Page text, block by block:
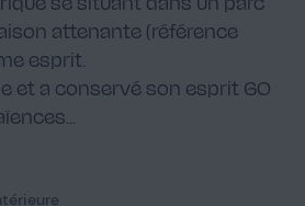
attenante (référence
esprit.
et a conservé son esprit 60